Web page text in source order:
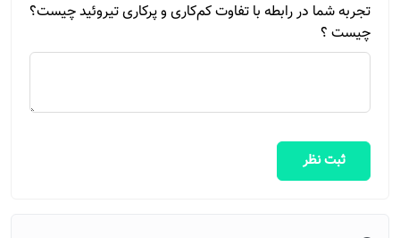
تجربه شما در رابطه با تفاوت کم‌کاری و پرکاری تیروئید چیست؟
چیست ؟
ثبت نظر